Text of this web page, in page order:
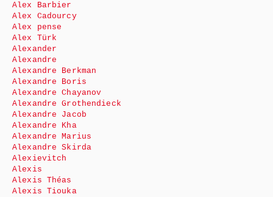
Alex Barbier
Alex Cadourcy
Alex pense
Alex Türk
Alexander
Alexandre
Alexandre Berkman
Alexandre Boris
Alexandre Chayanov
Alexandre Grothendieck
Alexandre Jacob
Alexandre Kha
Alexandre Marius
Alexandre Skirda
Alexievitch
Alexis
Alexis Théas
Alexis Tiouka